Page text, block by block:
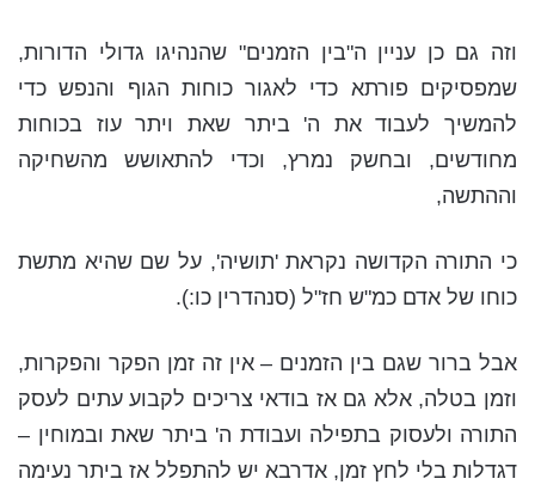
וזה גם כן עניין ה"בין הזמנים" שהנהיגו גדולי הדורות,
שמפסיקים פורתא כדי לאגור כוחות הגוף והנפש כדי
להמשיך לעבוד את ה' ביתר שאת ויתר עוז בכוחות
מחודשים, ובחשק נמרץ, וכדי להתאושש מהשחיקה
וההתשה,
כי התורה הקדושה נקראת 'תושיה', על שם שהיא מתשת
כוחו של אדם כמ"ש חז"ל (סנהדרין כו:).
אבל ברור שגם בין הזמנים – אין זה זמן הפקר והפקרות,
וזמן בטלה, אלא גם אז בודאי צריכים לקבוע עתים לעסק
התורה ולעסוק בתפילה ועבודת ה' ביתר שאת ובמוחין –
דגדלות בלי לחץ זמן, אדרבא יש להתפלל אז ביתר נעימה